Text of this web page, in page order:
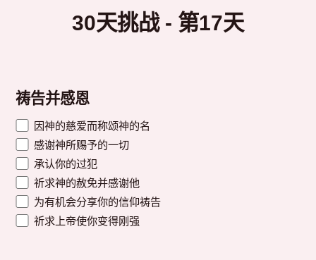
30天挑战 - 第17天
祷告并感恩
因神的慈爱而称颂神的名
感谢神所赐予的一切
承认你的过犯
祈求神的赦免并感谢他
为有机会分享你的信仰祷告
祈求上帝使你变得刚强